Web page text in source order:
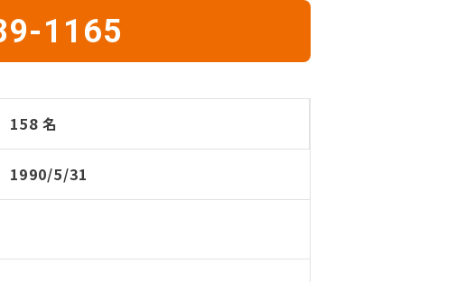
1165
158 名
1990/5/31